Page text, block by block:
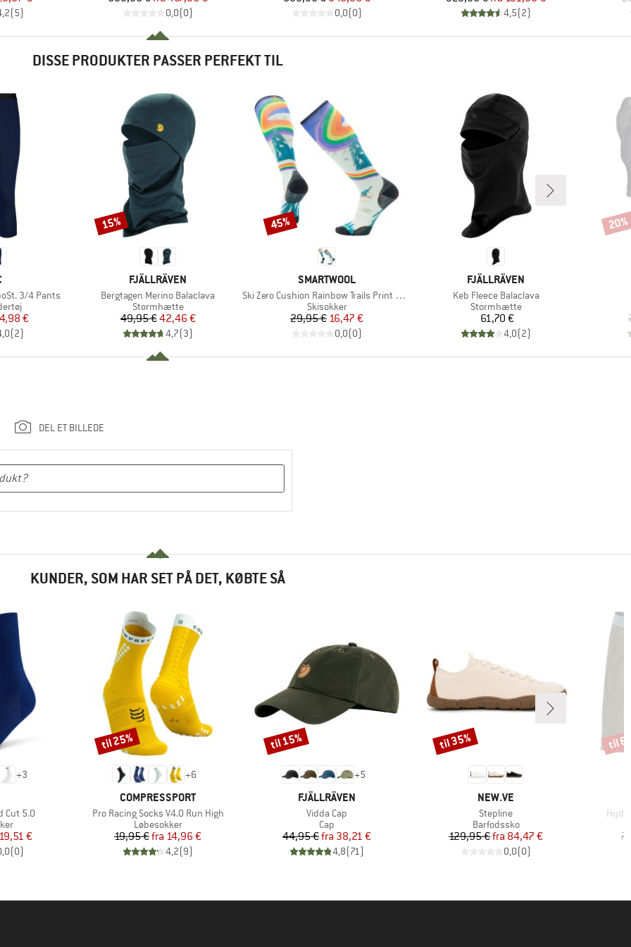
(5) 0,0(0) 0,0(0) 4,5(2)
DISSE PRODUKTER PASSER PERFEKT TIL
3/4 Pants
pris
€
(2)
MÆRKE
FJÄLLRÄVEN
Artikel
Bergtagen Merino Balaclava
Produktgruppe
Stormhætte
Pris
49,95 €Nedsat pris
42,46 €
4,7(3)
Rabat
15%
MÆRKE
SMARTWOOL
Artikel
Ski Zero Cushion Rainbow Trails Print OTC Socks
Produktgruppe
Skisokker
Pris
29,95 €Nedsat pris
16,47 €
0,0(0)
Rabat
45%
MÆRKE
FJÄLLRÄVEN
Artikel
Keb Fleece Balaclava
Produktgruppe
Stormhætte
Pris
61,70 €
4,0(2)
Rabat
20%
DEL ET BILLEDE
KUNDER, SOM HAR SET PÅ DET, KØBTE SÅ
+3
Cut 5.0
pris
19,51 €
(0)
+6
MÆRKE
COMPRESSPORT
Artikel
Pro Racing Socks V4.0 Run High
Produktgruppe
Løbesokker
Pris
19,95 € Nedsat pris
fra 14,96 €
4,2(9)
Rabat
til 25%
+5
MÆRKE
FJÄLLRÄVEN
Artikel
Vidda Cap
Produktgruppe
Cap
Pris
44,95 € Nedsat pris
fra 38,21 €
4,8(71)
Rabat
til 15%
MÆRKE
NEW.VE
Artikel
Stepline
Produktgruppe
Barfodssko
Pris
129,95 € Nedsat pris
fra 84,47 €
0,0(0)
Rabat
til 35%
Artikel
Rabat
til